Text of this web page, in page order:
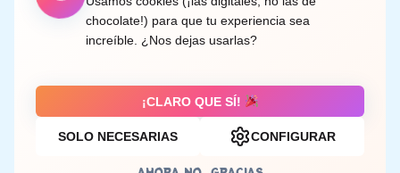
C/ Doctor Rodríguez de la Fuente, 8 València
Aviso legal
chocolate!) para que tu experiencia sea
increíble. ¿Nos dejas usarlas?
¡CLARO QUE SÍ!
SOLO NECESARIAS CONFIGURAR